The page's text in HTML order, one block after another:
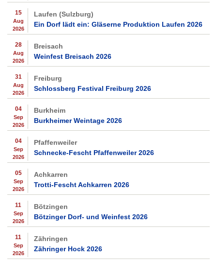
15
Aug
2026
Laufen (Sulzburg)
Ein Dorf lädt ein: Gläserne Produktion Laufen 2026
28
Aug
2026
Breisach
Weinfest Breisach 2026
31
Aug
2026
Freiburg
Schlossberg Festival Freiburg 2026
04
Sep
2026
Burkheim
Burkheimer Weintage 2026
04
Sep
2026
Pfaffenweiler
Schnecke-Fescht Pfaffenweiler 2026
05
Sep
2026
Achkarren
Trotti-Fescht Achkarren 2026
11
Sep
2026
Bötzingen
Bötzinger Dorf- und Weinfest 2026
11
Sep
2026
Zähringen
Zähringer Hock 2026